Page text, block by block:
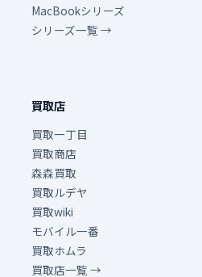
MacBookシリーズ
シリーズ一覧 →
買取店
買取一丁目
買取商店
森森買取
買取ルデヤ
買取wiki
モバイル一番
買取ホムラ
買取店一覧 →